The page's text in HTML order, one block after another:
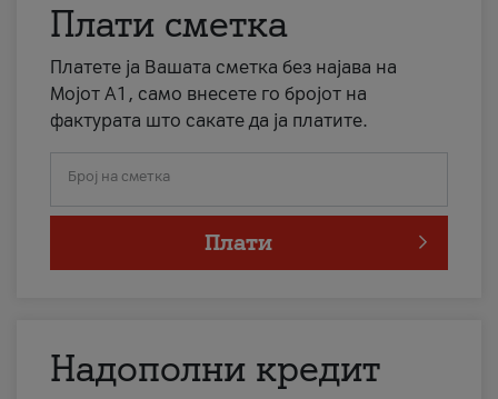
Плати сметка
Платете ја Вашата сметка без најава на
Мојот А1, само внесете го бројот на
фактурата што сакате да ја платите.
Број на сметка
Плати
Надополни кредит